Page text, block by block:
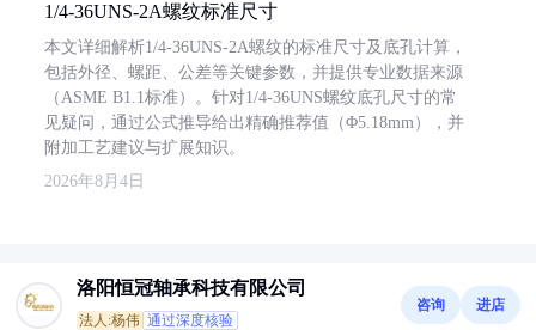
1/4-36UNS-2A螺纹标准尺寸
本文详细解析1/4-36UNS-2A螺纹的标准尺寸及底孔计算，
包括外径、螺距、公差等关键参数，并提供专业数据来源
（ASME B1.1标准）。针对1/4-36UNS螺纹底孔尺寸的常
见疑问，通过公式推导给出精确推荐值（Φ5.18mm），并
附加工艺建议与扩展知识。
2026年8月4日
洛阳恒冠轴承科技有限公司
法人:杨伟 通过深度核验
咨询 进店